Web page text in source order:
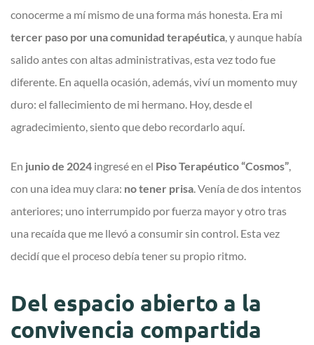
conocerme a mí mismo de una forma más honesta. Era mi
tercer paso por una comunidad terapéutica, y aunque había
salido antes con altas administrativas, esta vez todo fue
diferente. En aquella ocasión, además, viví un momento muy
duro: el fallecimiento de mi hermano. Hoy, desde el
agradecimiento, siento que debo recordarlo aquí.
En junio de 2024 ingresé en el Piso Terapéutico “Cosmos”,
con una idea muy clara: no tener prisa. Venía de dos intentos
anteriores; uno interrumpido por fuerza mayor y otro tras
una recaída que me llevó a consumir sin control. Esta vez
decidí que el proceso debía tener su propio ritmo.
Del espacio abierto a la
convivencia compartida